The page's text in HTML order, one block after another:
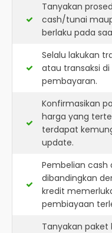
Tanyakan
cash/tunai
berlaku pada
Selalu lakukan
atau transaksi
pembayaran.
Konfirmasikan
harga yang
terdapat
update.
Pembelian cash
dibandingkan
kredit
pembiayaan
Tanyakan paket